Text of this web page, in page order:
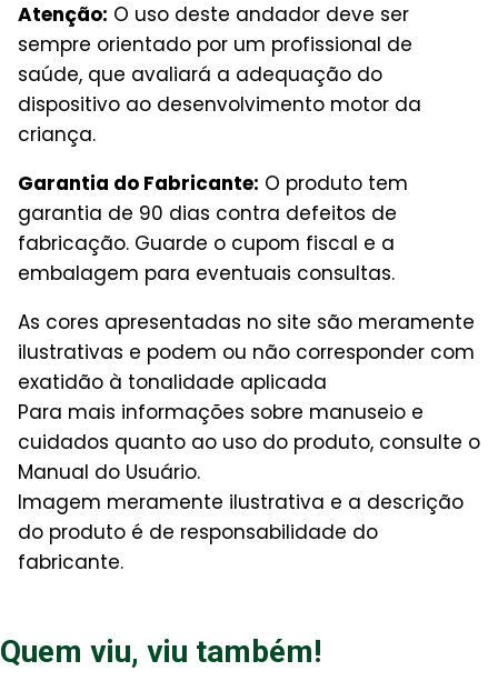
Atenção: O uso deste andador deve ser
sempre orientado por um profissional de
saúde, que avaliará a adequação do
dispositivo ao desenvolvimento motor da
criança.
Garantia do Fabricante: O produto tem
garantia de 90 dias contra defeitos de
fabricação. Guarde o cupom fiscal e a
embalagem para eventuais consultas.
As cores apresentadas no site são meramente
ilustrativas e podem ou não corresponder com
exatidão à tonalidade aplicada
Para mais informações sobre manuseio e
cuidados quanto ao uso do produto, consulte o
Manual do Usuário.
Imagem meramente ilustrativa e a descrição
do produto é de responsabilidade do
fabricante.
Quem viu, viu também!